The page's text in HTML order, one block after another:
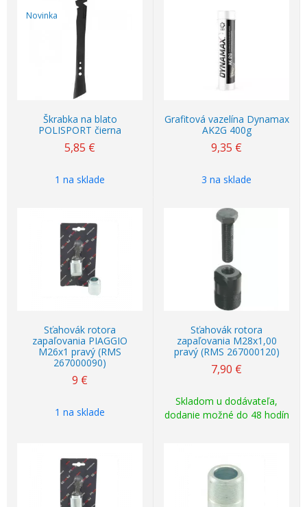
Novinka
Škrabka na blato
POLISPORT čierna
5,85 €
1 na sklade
Grafitová vazelína Dynamax
AK2G 400g
9,35 €
3 na sklade
Sťahovák rotora
zapaľovania PIAGGIO
M26x1 pravý (RMS
267000090)
9 €
1 na sklade
Sťahovák rotora
zapaľovania M28x1,00
pravý (RMS 267000120)
7,90 €
Skladom u dodávateľa,
dodanie možné do 48 hodín